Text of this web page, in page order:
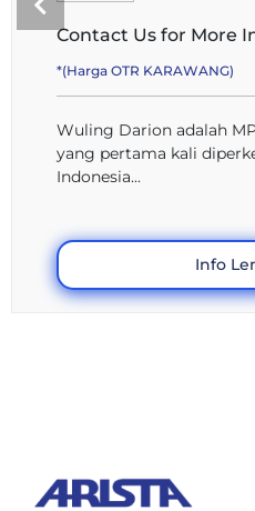
Contact Us for More
*(Harga OTR KARAWANG)
Wuling Darion adalah
yang pertama kali
Indonesia...
Info